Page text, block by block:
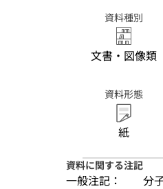
資料種別
文書・図像類
資料形態
紙
資料に関する注記
一般注記： 分